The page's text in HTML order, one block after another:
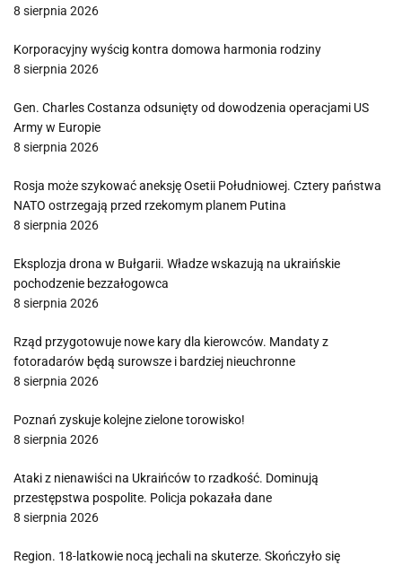
8 sierpnia 2026
Korporacyjny wyścig kontra domowa harmonia rodziny
8 sierpnia 2026
Gen. Charles Costanza odsunięty od dowodzenia operacjami US
Army w Europie
8 sierpnia 2026
Rosja może szykować aneksję Osetii Południowej. Cztery państwa
NATO ostrzegają przed rzekomym planem Putina
8 sierpnia 2026
Eksplozja drona w Bułgarii. Władze wskazują na ukraińskie
pochodzenie bezzałogowca
8 sierpnia 2026
Rząd przygotowuje nowe kary dla kierowców. Mandaty z
fotoradarów będą surowsze i bardziej nieuchronne
8 sierpnia 2026
Poznań zyskuje kolejne zielone torowisko!
8 sierpnia 2026
Ataki z nienawiści na Ukraińców to rzadkość. Dominują
przestępstwa pospolite. Policja pokazała dane
8 sierpnia 2026
Region. 18-latkowie nocą jechali na skuterze. Skończyło się